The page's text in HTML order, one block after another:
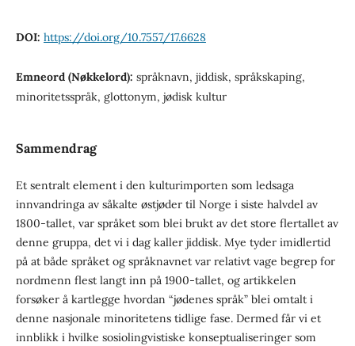
DOI: https://doi.org/10.7557/17.6628
Emneord (Nøkkelord): språknavn, jiddisk, språkskaping,
minoritetsspråk, glottonym, jødisk kultur
Sammendrag
Et sentralt element i den kulturimporten som ledsaga
innvandringa av såkalte østjøder til Norge i siste halvdel av
1800-tallet, var språket som blei brukt av det store flertallet av
denne gruppa, det vi i dag kaller jiddisk. Mye tyder imidlertid
på at både språket og språknavnet var relativt vage begrep for
nordmenn flest langt inn på 1900-tallet, og artikkelen
forsøker å kartlegge hvordan “jødenes språk” blei omtalt i
denne nasjonale minoritetens tidlige fase. Dermed får vi et
innblikk i hvilke sosio­lingvistiske konseptualiseringer som